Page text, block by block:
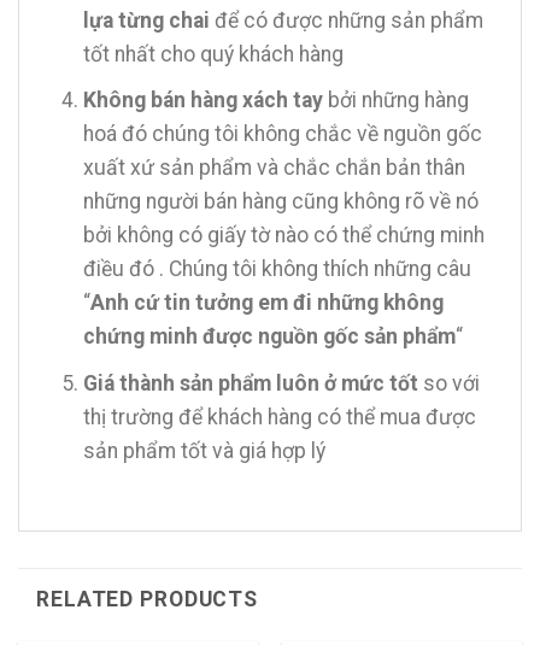
lựa từng chai để có được những sản phẩm
tốt nhất cho quý khách hàng
Không bán hàng xách taybởi những hàng
hoá đó chúng tôi không chắc về nguồn gốc
xuất xứ sản phẩm và chắc chắn bản thân
những người bán hàng cũng không rõ về nó
bởi không có giấy tờ nào có thể chứng minh
điều đó . Chúng tôi không thích những câu
“Anh cứ tin tưởng em đi những không
chứng minh được nguồn gốc sản phẩm“
Giá thành sản phẩm luôn ở mức tốt so với
thị trường để khách hàng có thể mua được
sản phẩm tốt và giá hợp lý
RELATED PRODUCTS